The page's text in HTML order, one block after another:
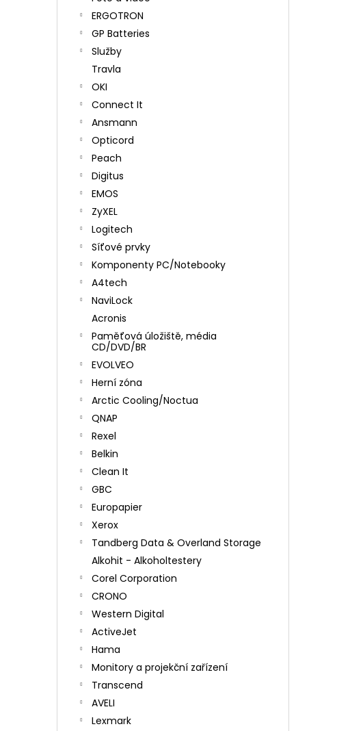
ERGOTRON
GP Batteries
Služby
Travla
OKI
Connect It
Ansmann
Opticord
Peach
Digitus
EMOS
ZyXEL
Logitech
Síťové prvky
Komponenty PC/Notebooky
A4tech
NaviLock
Acronis
Paměťová úložiště, média
CD/DVD/BR
EVOLVEO
Herní zóna
Arctic Cooling/Noctua
QNAP
Rexel
Belkin
Clean It
GBC
Europapier
Xerox
Tandberg Data & Overland Storage
Alkohit - Alkoholtestery
Corel Corporation
CRONO
Western Digital
ActiveJet
Hama
Monitory a projekční zařízení
Transcend
AVELI
Lexmark